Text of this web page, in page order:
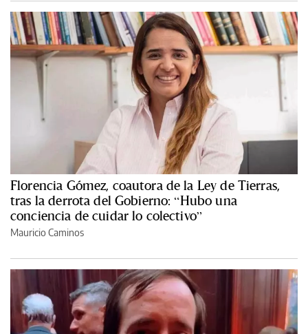
Florencia Gómez, coautora de la Ley de Tierras,
tras la derrota del Gobierno: “Hubo una
conciencia de cuidar lo colectivo”
Mauricio Caminos